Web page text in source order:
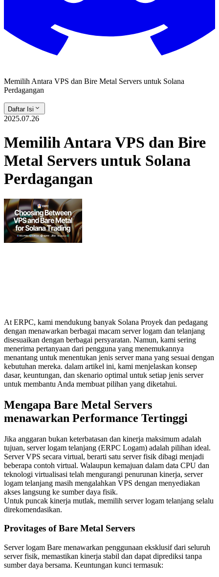
Memilih Antara VPS dan Bire Metal Servers untuk Solana
Perdagangan
Daftar Isi
2025.07.26
Memilih Antara VPS dan Bire
Metal Servers untuk Solana
Perdagangan
At ERPC, kami mendukung banyak Solana Proyek dan pedagang
dengan menawarkan berbagai macam server logam dan telanjang
disesuaikan dengan berbagai persyaratan. Namun, kami sering
menerima pertanyaan dari pengguna yang menemukannya
menantang untuk menentukan jenis server mana yang sesuai dengan
kebutuhan mereka. dalam artikel ini, kami menjelaskan konsep
dasar, keuntungan, dan skenario optimal untuk setiap jenis server
untuk membantu Anda membuat pilihan yang diketahui.
Mengapa Bare Metal Servers
menawarkan Performance Tertinggi
Jika anggaran bukan keterbatasan dan kinerja maksimum adalah
tujuan, server logam telanjang (ERPC Logam) adalah pilihan ideal.
Server VPS secara virtual, berarti satu server fisik dibagi menjadi
beberapa contoh virtual. Walaupun kemajuan dalam data CPU dan
teknologi virtualisasi telah mengurangi penurunan kinerja, server
logam telanjang masih mengalahkan VPS dengan menyediakan
akses langsung ke sumber daya fisik.
Untuk puncak kinerja mutlak, memilih server logam telanjang selalu
direkomendasikan.
Provitages of Bare Metal Servers
Server logam Bare menawarkan penggunaan eksklusif dari seluruh
server fisik, memastikan kinerja stabil dan dapat diprediksi tanpa
sumber daya bersama. Keuntungan kunci termasuk: